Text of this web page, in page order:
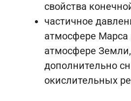
свойства
частичное
атмосфере
атмосфере
дополнительно
окислительных